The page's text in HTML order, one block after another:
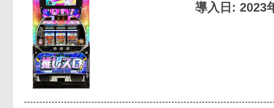
導入日: 2023